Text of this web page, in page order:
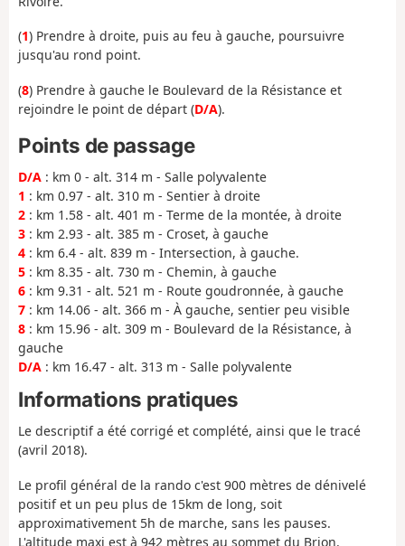
(1) Prendre à droite, puis au feu à gauche, poursuivre
jusqu'au rond point.
(8) Prendre à gauche le Boulevard de la Résistance et
rejoindre le point de départ (D/A).
Points de passage
D/A : km 0 - alt. 314 m - Salle polyvalente
1 : km 0.97 - alt. 310 m - Sentier à droite
2 : km 1.58 - alt. 401 m - Terme de la montée, à droite
3 : km 2.93 - alt. 385 m - Croset, à gauche
4 : km 6.4 - alt. 839 m - Intersection, à gauche.
5 : km 8.35 - alt. 730 m - Chemin, à gauche
6 : km 9.31 - alt. 521 m - Route goudronnée, à gauche
7 : km 14.06 - alt. 366 m - À gauche, sentier peu visible
8 : km 15.96 - alt. 309 m - Boulevard de la Résistance, à
gauche
D/A : km 16.47 - alt. 313 m - Salle polyvalente
Informations pratiques
Le descriptif a été corrigé et complété, ainsi que le tracé
(avril 2018).
Le profil général de la rando c'est 900 mètres de dénivelé
positif et un peu plus de 15km de long, soit
approximativement 5h de marche, sans les pauses.
L'altitude maxi est à 942 mètres au sommet du Brion.